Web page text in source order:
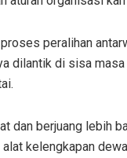
peralihan
dilantik di sisa
dan berjuang lebih
kelengkapan